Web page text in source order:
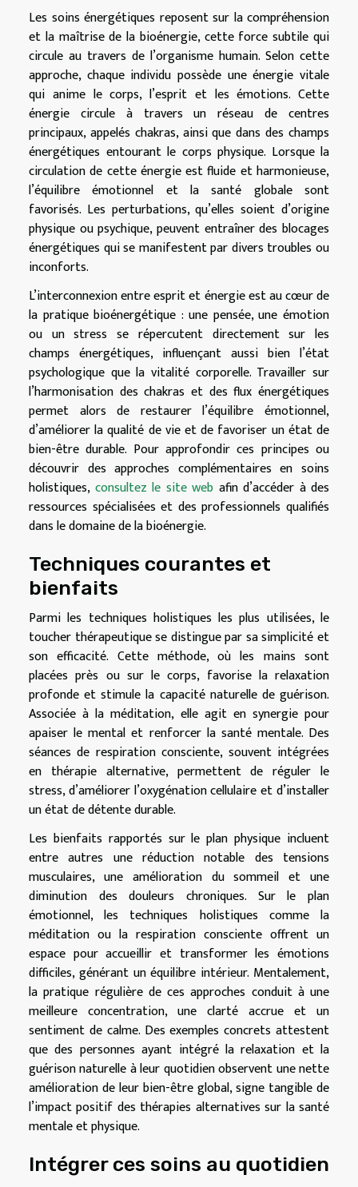
Les soins énergétiques reposent sur la compréhension
et la maîtrise de la bioénergie, cette force subtile qui
circule au travers de l’organisme humain. Selon cette
approche, chaque individu possède une énergie vitale
qui anime le corps, l’esprit et les émotions. Cette
énergie circule à travers un réseau de centres
principaux, appelés chakras, ainsi que dans des champs
énergétiques entourant le corps physique. Lorsque la
circulation de cette énergie est fluide et harmonieuse,
l’équilibre émotionnel et la santé globale sont
favorisés. Les perturbations, qu’elles soient d’origine
physique ou psychique, peuvent entraîner des blocages
énergétiques qui se manifestent par divers troubles ou
inconforts.
L’interconnexion entre esprit et énergie est au cœur de
la pratique bioénergétique : une pensée, une émotion
ou un stress se répercutent directement sur les
champs énergétiques, influençant aussi bien l’état
psychologique que la vitalité corporelle. Travailler sur
l’harmonisation des chakras et des flux énergétiques
permet alors de restaurer l’équilibre émotionnel,
d’améliorer la qualité de vie et de favoriser un état de
bien-être durable. Pour approfondir ces principes ou
découvrir des approches complémentaires en soins
holistiques, consultez le site web afin d’accéder à des
ressources spécialisées et des professionnels qualifiés
dans le domaine de la bioénergie.
Techniques courantes et
bienfaits
Parmi les techniques holistiques les plus utilisées, le
toucher thérapeutique se distingue par sa simplicité et
son efficacité. Cette méthode, où les mains sont
placées près ou sur le corps, favorise la relaxation
profonde et stimule la capacité naturelle de guérison.
Associée à la méditation, elle agit en synergie pour
apaiser le mental et renforcer la santé mentale. Des
séances de respiration consciente, souvent intégrées
en thérapie alternative, permettent de réguler le
stress, d’améliorer l’oxygénation cellulaire et d’installer
un état de détente durable.
Les bienfaits rapportés sur le plan physique incluent
entre autres une réduction notable des tensions
musculaires, une amélioration du sommeil et une
diminution des douleurs chroniques. Sur le plan
émotionnel, les techniques holistiques comme la
méditation ou la respiration consciente offrent un
espace pour accueillir et transformer les émotions
difficiles, générant un équilibre intérieur. Mentalement,
la pratique régulière de ces approches conduit à une
meilleure concentration, une clarté accrue et un
sentiment de calme. Des exemples concrets attestent
que des personnes ayant intégré la relaxation et la
guérison naturelle à leur quotidien observent une nette
amélioration de leur bien-être global, signe tangible de
l’impact positif des thérapies alternatives sur la santé
mentale et physique.
Intégrer ces soins au quotidien